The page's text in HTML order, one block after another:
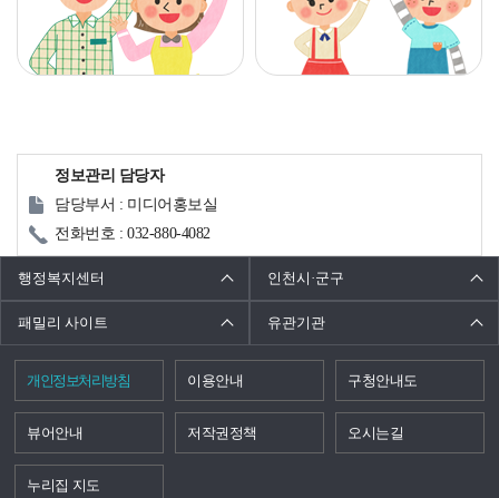
정보관리 담당자
담당부서 : 미디어홍보실
전화번호 : 032-880-4082
행정복지센터 인천시·군구
패밀리 사이트 유관기관
개인정보처리방침 이용안내 구청안내도
뷰어안내 저작권정책 오시는길
누리집 지도